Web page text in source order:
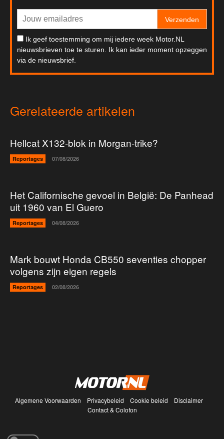
Verzenden
Ik geef toestemming om mij iedere week Motor.NL
nieuwsbrieven toe te sturen. Ik kan ieder moment opzeggen
via de nieuwsbrief.
Gerelateerde artikelen
Hellcat X132-blok in Morgan-trike?
Reportages 07/08/2026
Het Californische gevoel in België: De Panhead
uit 1960 van El Guero
Reportages 04/08/2026
Mark bouwt Honda CB550 seventies chopper
volgens zijn eigen regels
Reportages 02/08/2026
Algemene Voorwaarden Privacybeleid Cookie beleid
Disclaimer
Contact & Colofon